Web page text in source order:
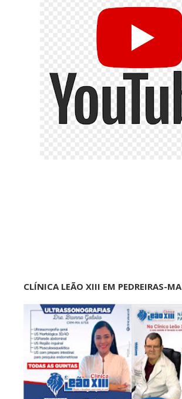
CLÍNICA LEÃO XIII EM PEDREIRAS-MA